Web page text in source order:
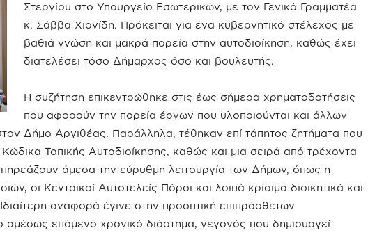
Στεργίου στο Υπουργείο Εσωτερικών, με τον Γενικό Γραμματέα
κ. Σάββα Χιονίδη. Πρόκειται για ένα κυβερνητικό στέλεχος με
βαθιά γνώση και μακρά πορεία στην αυτοδιοίκηση, καθώς έχει
διατελέσει τόσο Δήμαρχος όσο και βουλευτής.
Η συζήτηση επικεντρώθηκε στις έως σήμερα χρηματοδοτήσεις
που αφορούν την πορεία έργων που υλοποιούνται και άλλων
Δήμο Αργιθέας. Παράλληλα, τέθηκαν επί τάπητος ζητήματα που
Κώδικα Τοπικής Αυτοδιοίκησης, καθώς και μια σειρά από τρέχοντα
άμεσα την εύρυθμη λειτουργία των Δήμων, όπως η
οι Κεντρικοί Αυτοτελείς Πόροι και λοιπά κρίσιμα διοικητικά και
αναφορά έγινε στην προοπτική επιπρόσθετων
επόμενο χρονικό διάστημα, γεγονός που δημιουργεί